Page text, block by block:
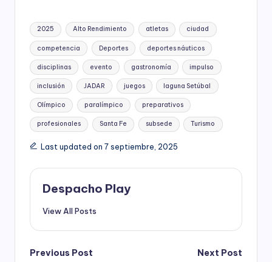
Tags:
2025 Alto Rendimiento atletas ciudad
competencia Deportes deportes náuticos
disciplinas evento gastronomía impulso
inclusión JADAR juegos laguna Setúbal
Olímpico paralímpico preparativos
profesionales Santa Fe subsede Turismo
Last updated on 7 septiembre, 2025
Despacho Play
View All Posts
Post
Previous Post
Next Post